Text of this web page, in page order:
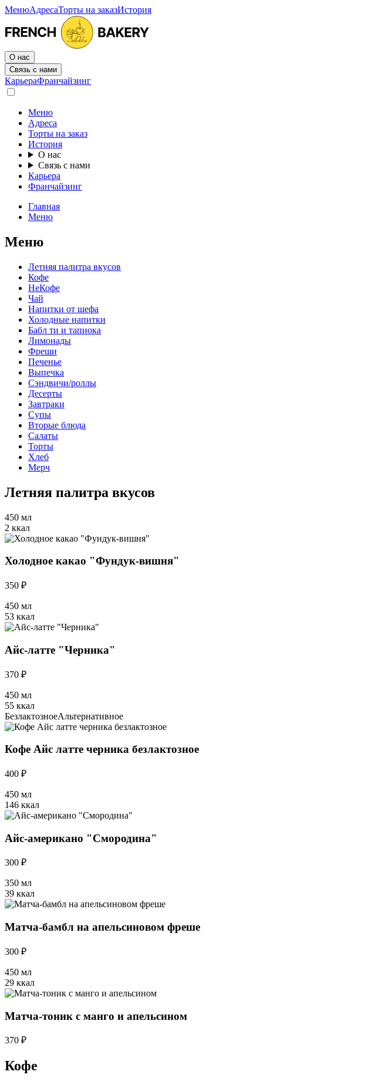
МенюАдресаТорты на заказИстория
О нас
Связь с нами
КарьераФранчайзинг
Меню
Адреса
Торты на заказ
История
О нас
Связь с нами
Карьера
Франчайзинг
Главная
Меню
Меню
Летняя палитра вкусов
Кофе
НеКофе
Чай
Напитки от шефа
Холодные напитки
Бабл ти и тапиока
Лимонады
Фреши
Печенье
Выпечка
Сэндвичи/роллы
Десерты
Завтраки
Супы
Вторые блюда
Салаты
Торты
Хлеб
Мерч
Летняя палитра вкусов
450 мл
2 ккал
Холодное какао "Фундук-вишня"
350 ₽
450 мл
53 ккал
Айс-латте "Черника"
370 ₽
450 мл
55 ккал
БезлактозноеАльтернативное
Кофе Айс латте черника безлактозное
400 ₽
450 мл
146 ккал
Айс-американо "Смородина"
300 ₽
350 мл
39 ккал
Матча-бамбл на апельсиновом фреше
300 ₽
450 мл
29 ккал
Матча-тоник с манго и апельсином
370 ₽
Кофе